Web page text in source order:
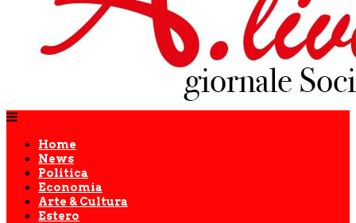
Home
News
Politica
Economia
Arte & Cultura
Estero